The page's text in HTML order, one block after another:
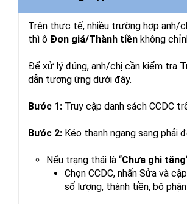
Trên thực tế, nhiều trường hợp anh/
thì ô Đơn giá/Thành tiền không
Để xử lý đúng, anh/chị cần kiểm tra
dẫn tương ứng dưới đây.
Bước 1: Truy cập danh sách CCDC
Bước 2: Kéo thanh ngang sang phải
Nếu trạng thái là “Chưa ghi tăng
Chọn CCDC, nhấn Sửa và
số lượng, thành tiền, bộ